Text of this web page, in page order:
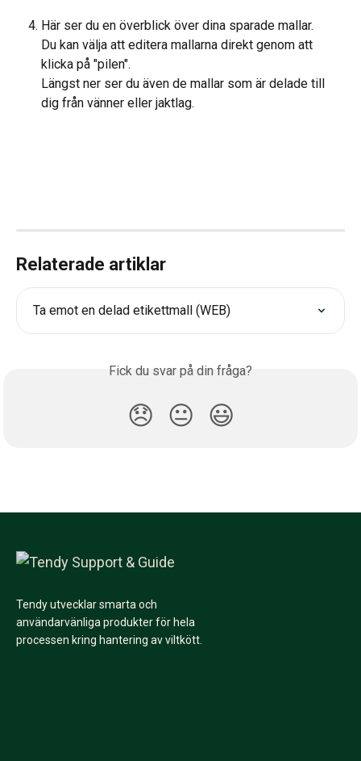
Här ser du en överblick över dina sparade mallar.
Du kan välja att editera mallarna direkt genom att
klicka på "pilen".
Längst ner ser du även de mallar som är delade till
dig från vänner eller jaktlag.
Relaterade artiklar
Ta emot en delad etikettmall (WEB)
Fick du svar på din fråga?
😞 😐 😃
Tendy utvecklar smarta och
användarvänliga produkter för hela
processen kring hantering av viltkött.